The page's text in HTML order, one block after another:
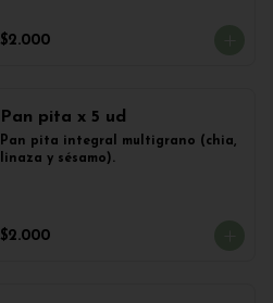
$2.000
Pan pita x 5 ud
Pan pita integral multigrano (chia,
linaza y sésamo).
$2.000